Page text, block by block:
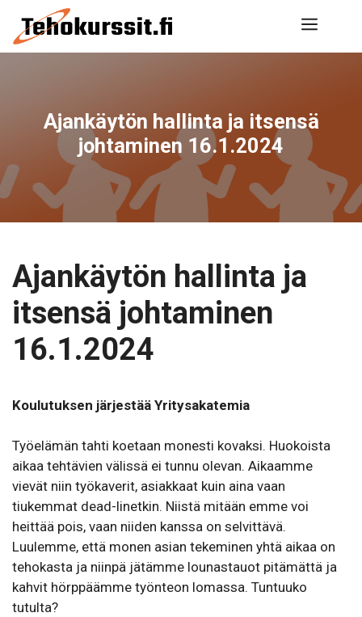
sisältöön
Ajankäytön hallinta ja itsensä
johtaminen 16.1.2024
Ajankäytön hallinta ja
itsensä johtaminen
16.1.2024
Koulutuksen järjestää Yritysakatemia
Työelämän tahti koetaan monesti kovaksi. Huokoista
aikaa tehtävien välissä ei tunnu olevan. Aikaamme
vievät niin työkaverit, asiakkaat kuin aina vaan
tiukemmat dead-linetkin. Niistä mitään emme voi
heittää pois, vaan niiden kanssa on selvittävä.
Luulemme, että monen asian tekeminen yhtä aikaa on
tehokasta ja niinpä jätämme lounastauot pitämättä ja
kahvit hörppäämme työnteon lomassa. Tuntuuko
tutulta?